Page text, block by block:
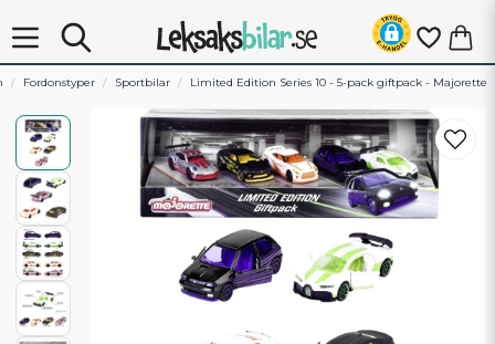
Fordonstyper Sportbilar Limited Edition Series 10 - 5-pack giftpack - Majorette